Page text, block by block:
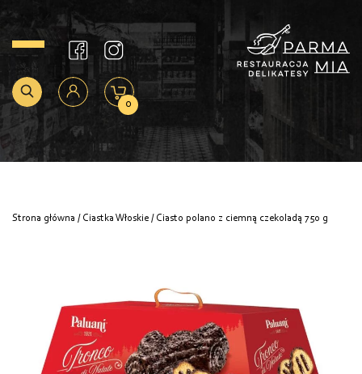
0
Strona główna / Ciastka Włoskie / Ciasto polano z ciemną czekoladą 750 g